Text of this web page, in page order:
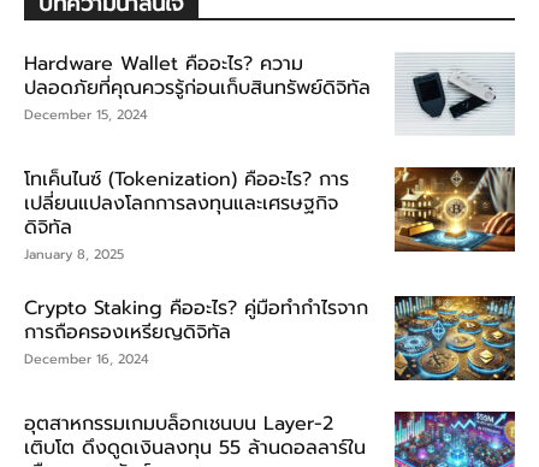
Hardware Wallet คืออะไร? ความ
ปลอดภัยที่คุณควรรู้ก่อนเก็บสินทรัพย์ดิจิทัล
December 15, 2024
โทเค็นไนซ์ (Tokenization) คืออะไร? การ
เปลี่ยนแปลงโลกการลงทุนและเศรษฐกิจ
ดิจิทัล
January 8, 2025
Crypto Staking คืออะไร? คู่มือทำกำไรจาก
การถือครองเหรียญดิจิทัล
December 16, 2024
อุตสาหกรรมเกมบล็อกเชนบน Layer-2
เติบโต ดึงดูดเงินลงทุน 55 ล้านดอลลาร์ใน